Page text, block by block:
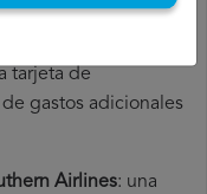
También es
tarjeta de
gastos adicionales
Airlines: una